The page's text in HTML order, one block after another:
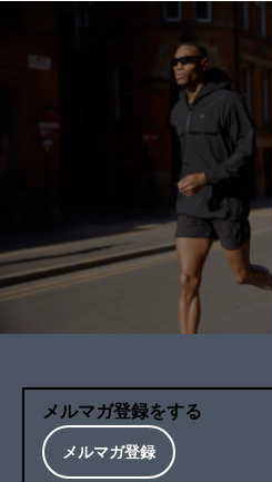
メルマガ登録をする
メルマガ登録